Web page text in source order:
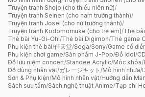
Truyện tranh Shojo (cho thiếu niên nữ)/
Truyện tranh Seinen (cho nam trưởng thành)/
Truyện tranh Josei (cho nữ trưởng thành)/
Truyện tranh Kodomomuke (cho trẻ em)/Thẻ
Thẻ bài Yu-Gi-Oh!/Thẻ bài Digimon/Thẻ game
Phụ kiện thẻ bài/任天堂/Sega/Sony/Game cổ
Phụ kiện chơi game/Sản phẩm J-Pop/Đồ Idol/
Đồ lưu niệm concert/Standee Acrylic/Móc khóa/
Đồ dùng nhân vật/ガレージキット /Mô hình nhựa/
Sơn & Phụ kiện/Mô hình nhân vật/Hướng dẫn
Sách sưu tầm/Sách nghệ thuật Anime/Tạp chí